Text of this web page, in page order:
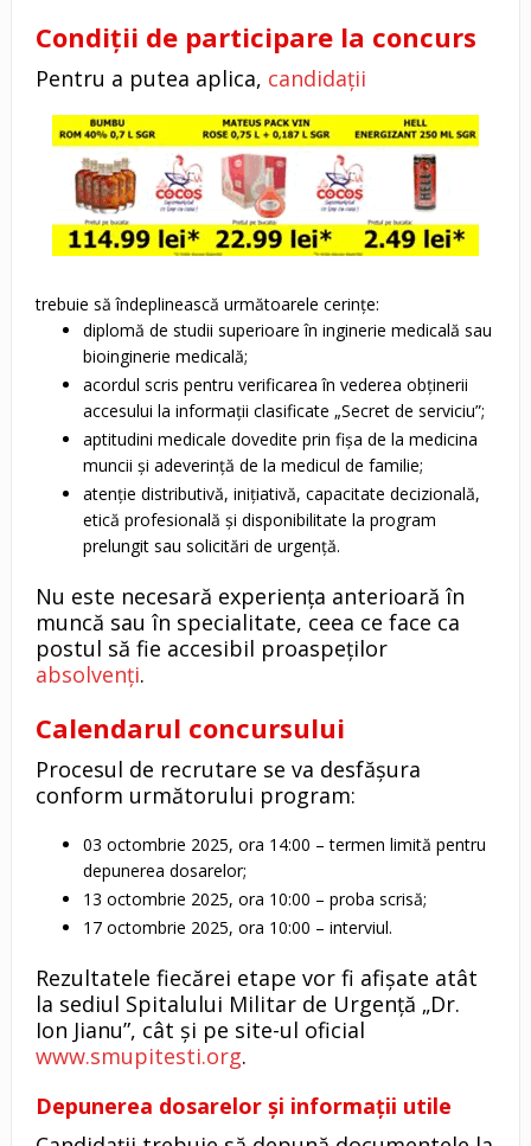
Condiții de participare la concurs
Pentru a putea aplica, candidații
trebuie să îndeplinească următoarele cerințe:
diplomă de studii superioare în inginerie medicală sau
bioinginerie medicală;
acordul scris pentru verificarea în vederea obținerii
accesului la informații clasificate „Secret de serviciu”;
aptitudini medicale dovedite prin fișa de la medicina
muncii și adeverință de la medicul de familie;
atenție distributivă, inițiativă, capacitate decizională,
etică profesională și disponibilitate la program
prelungit sau solicitări de urgență.
Nu este necesară experiența anterioară în
muncă sau în specialitate, ceea ce face ca
postul să fie accesibil proaspeților
absolvenți.
Calendarul concursului
Procesul de recrutare se va desfășura
conform următorului program:
03 octombrie 2025, ora 14:00 – termen limită pentru
depunerea dosarelor;
13 octombrie 2025, ora 10:00 – proba scrisă;
17 octombrie 2025, ora 10:00 – interviul.
Rezultatele fiecărei etape vor fi afișate atât
la sediul Spitalului Militar de Urgență „Dr.
Ion Jianu”, cât și pe site-ul oficial
www.smupitesti.org.
Depunerea dosarelor și informații utile